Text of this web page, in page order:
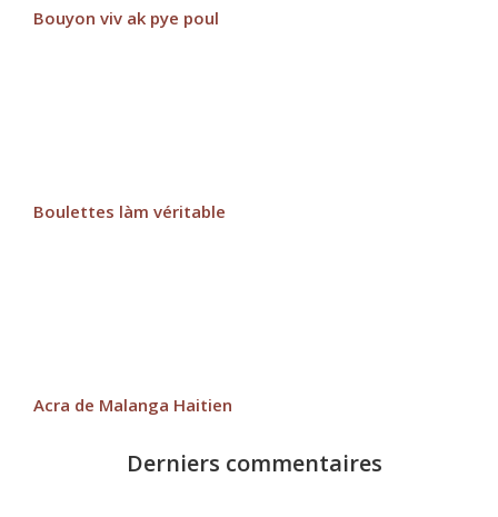
Bouyon viv ak pye poul
Boulettes làm véritable
Acra de Malanga Haitien
Derniers commentaires